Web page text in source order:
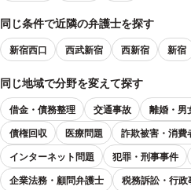
同じ条件で近隣の弁護士を探す
新宿西口 西武新宿 西新宿 新宿
同じ地域で分野を変えて探す
借金・債務整理 交通事故 離婚・男
債権回収
医療問題 詐欺被害・消費
インターネット問題
犯罪・刑事事件
企業法務・顧問弁護士
税務訴訟・行政